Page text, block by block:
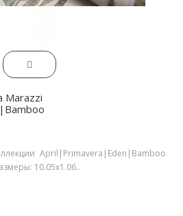
Marazzi
April|Primavera|Eden|Bamboo
10.05х1.06..